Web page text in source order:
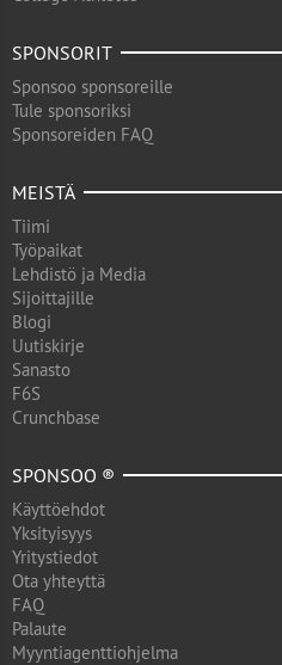
SPONSORIT
Sponsoo sponsoreille
Tule sponsoriksi
Sponsoreiden FAQ
MEISTÄ
Tiimi
Työpaikat
Lehdistö ja Media
Sijoittajille
Blogi
Uutiskirje
Sanasto
F6S
Crunchbase
SPONSOO ®
Käyttöehdot
Yksityisyys
Yritystiedot
Ota yhteyttä
FAQ
Palaute
Myyntiagenttiohjelma